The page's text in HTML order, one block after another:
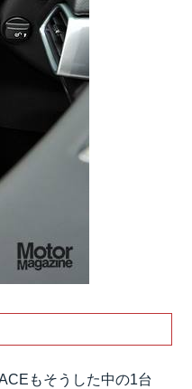
もそうした中の1台